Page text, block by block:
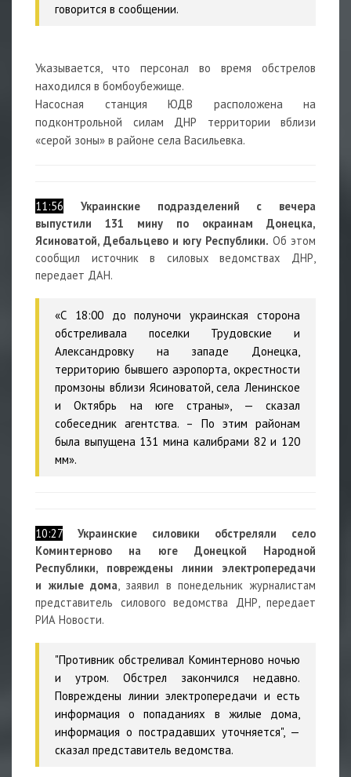
говорится в сообщении.
Указывается, что персонал во время обстрелов
находился в бомбоубежище.
Насосная станция ЮДВ расположена на
подконтрольной силам ДНР территории вблизи
«серой зоны» в районе села Васильевка.
11:56
Украинские подразделений с вечера
выпустили 131 мину по окраинам Донецка,
Ясиноватой, Дебальцево и югу Республики. Об этом
сообщил источник в силовых ведомствах ДНР,
передает ДАН.
«С 18:00 до полуночи украинская сторона
обстреливала поселки Трудовские и
Александровку на западе Донецка,
территорию бывшего аэропорта, окрестности
промзоны вблизи Ясиноватой, села Ленинское
и Октябрь на юге страны», — сказал
собеседник агентства. – По этим районам
была выпущена 131 мина калибрами 82 и 120
мм».
10:27
Украинские силовики обстреляли село
Коминтерново на юге Донецкой Народной
Республики, повреждены линии электропередачи
и жилые дома, заявил в понедельник журналистам
представитель силового ведомства ДНР, передает
РИА Новости.
"Противник обстреливал Коминтерново ночью
и утром. Обстрел закончился недавно.
Повреждены линии электропередачи и есть
информация о попаданиях в жилые дома,
информация о пострадавших уточняется", —
сказал представитель ведомства.